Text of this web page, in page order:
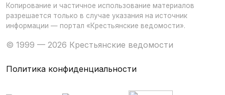
Копирование и частичное использование материалов
разрешается только в случае указания на источник
информации — портал «Крестьянские ведомости».
© 1999 — 2026 Крестьянские ведомости
Политика конфиденциальности